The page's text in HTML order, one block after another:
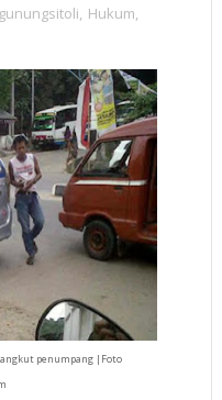
gunungsitoli, Hukum,
penumpang |Foto